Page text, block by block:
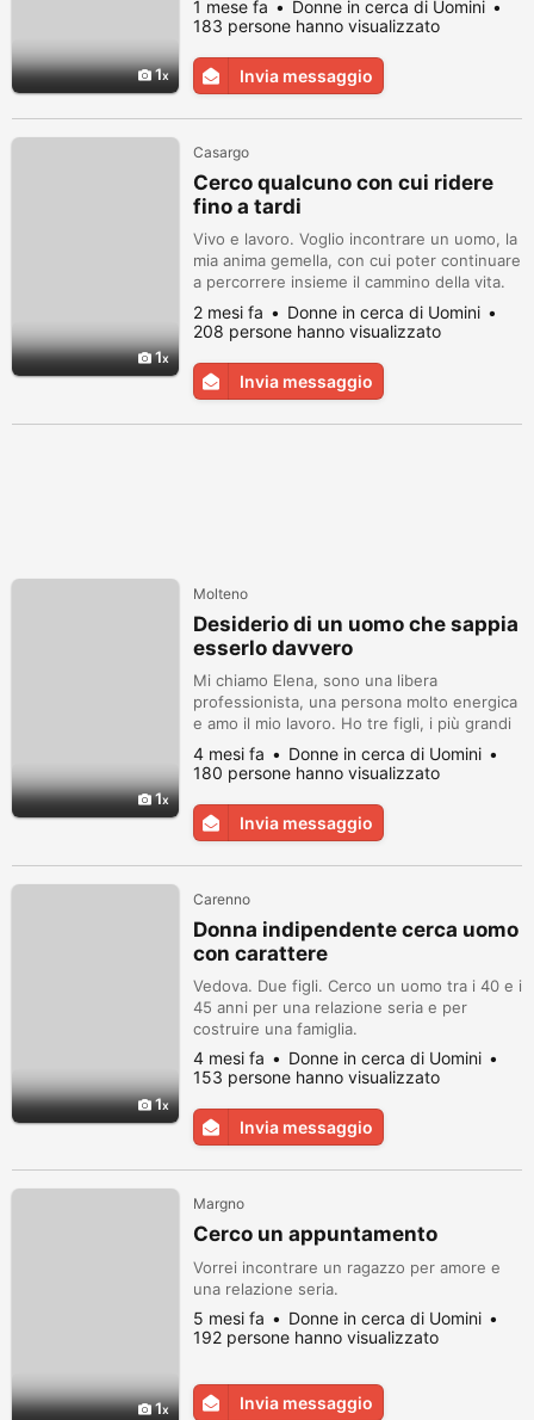
1
generosità, col tempo, può diventare un
fattore determinante.
1 mese fa
Donne in cerca di Uomini
183 persone hanno visualizzato
Invia messaggio
1
Casargo
Cerco qualcuno con cui ridere
fino a tardi
Vivo e lavoro. Voglio incontrare un uomo, la
mia anima gemella, con cui poter continuare
a percorrere insieme il cammino della vita.
Per condividere la gioia e il dolore.
2 mesi fa
Donne in cerca di Uomini
208 persone hanno visualizzato
Invia messaggio
1
Molteno
Desiderio di un uomo che sappia
esserlo davvero
Mi chiamo Elena, sono una libera
professionista, una persona molto energica
e amo il mio lavoro. Ho tre figli, i più grandi
vivono per conto loro, hanno le loro
famiglie. Non ho cattive abitudini. Sono una
sostenitrice di uno stile di vita sano. Sono
una massaggiatrice. Apprezzo l'onestà e la
sincerità nelle persone. Sono leale, onesta
4 mesi fa
Donne in cerca di Uomini
180 persone hanno visualizzato
Invia messaggio
1
Carenno
Donna indipendente cerca uomo
con carattere
Vedova. Due figli. Cerco un uomo tra i 40 e i
45 anni per una relazione seria e per
costruire una famiglia.
4 mesi fa
Donne in cerca di Uomini
153 persone hanno visualizzato
Invia messaggio
1
Margno
Cerco un appuntamento
Vorrei incontrare un ragazzo per amore e
una relazione seria.
5 mesi fa
Donne in cerca di Uomini
192 persone hanno visualizzato
Invia messaggio